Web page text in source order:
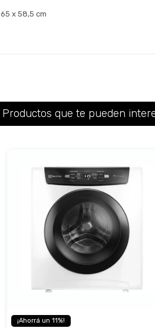
x 58,5 cm
Productos que te pueden
11